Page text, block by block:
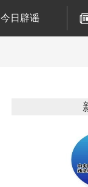
今日辟谣